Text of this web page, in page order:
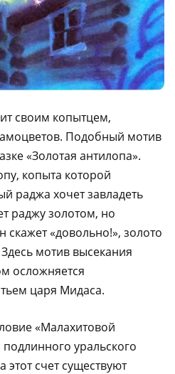
своим копытцем,
Подобный мотив
«Золотая антилопа».
копыта которой
раджа хочет завладеть
раджу золотом, но
скажет «довольно!», золото
мотив высекания
осложняется
царя Мидаса.
«Малахитовой
уральского
счет существуют